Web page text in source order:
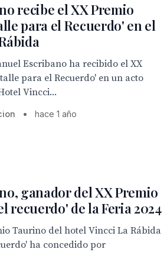
recibe el XX Premio
para el Recuerdo' en el
Escribano ha recibido el XX
para el Recuerdo' en un acto
Vincci...
• hace 1 año
ganador del XX Premio
recuerdo' de la Feria 2024
Taurino del hotel Vincci La Rábida
ha concedido por